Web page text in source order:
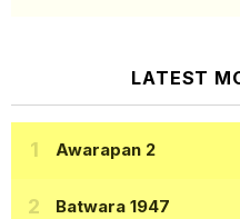
LATEST
Awarapan 2
Batwara 1947